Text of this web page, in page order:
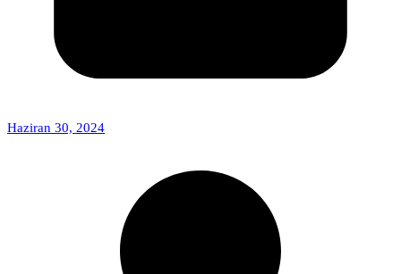
Haziran 30, 2024